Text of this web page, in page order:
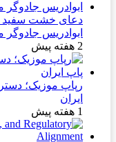
دعای خشت سفید
ابوادریس جادوگر
2 هفته پیش
رپاپ موزیک؛
ایران
1 هفته پیش